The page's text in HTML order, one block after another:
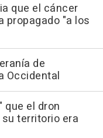
que el cáncer
propagado "a los
de
Occidental
que el dron
territorio era